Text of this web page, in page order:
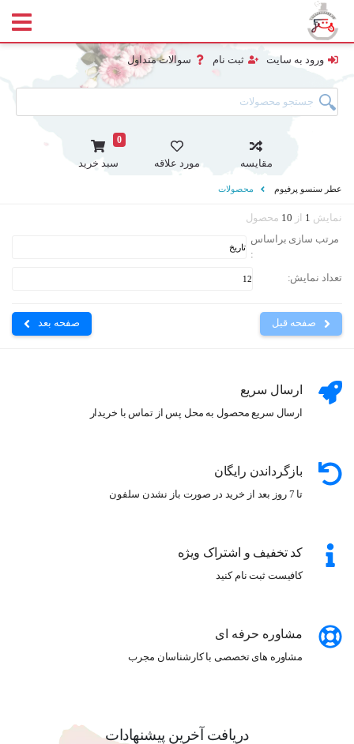
ورود به سایت ثبت نام سوالات متداول
مقایسه مورد علاقه
0
سبد خرید
عطر سنسو پرفیوم محصولات
نمایش 1 از 10 محصول
مرتب سازی براساس
:
تعداد نمایش:
صفحه قبل صفحه بعد
ارسال سریع
ارسال سریع محصول به محل پس از تماس با خریدار
بازگرداندن رایگان
تا 7 روز بعد از خرید در صورت باز نشدن سلفون
کد تخفیف و اشتراک ویژه
کافیست ثبت نام کنید
مشاوره حرفه ای
مشاوره های تخصصی با کارشناسان مجرب
دریافت آخرین پیشنهادات